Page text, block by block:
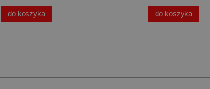
do koszyka do koszyka